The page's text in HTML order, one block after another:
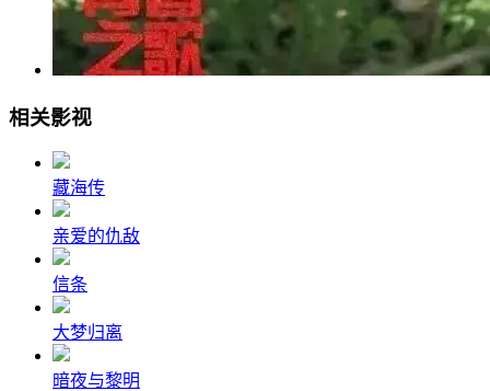
相关影视
藏海传
亲爱的仇敌
信条
大梦归离
暗夜与黎明